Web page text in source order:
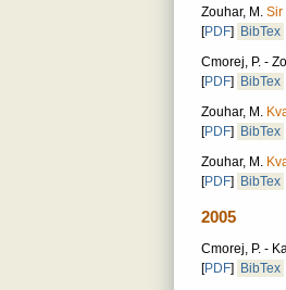
Zouhar, M. Sir
[PDF] BibTex
Cmorej, P. -
[PDF] BibTex
Zouhar, M.
[PDF] BibTex
Zouhar, M.
[PDF] BibTex
2005
Cmorej, P. -
[PDF] BibTex